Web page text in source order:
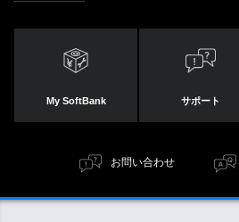
My SoftBank サポート
お問い合わせ